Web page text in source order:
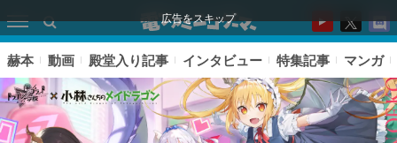
広告をスキップ
赫本 動画 殿堂入り記事 インタビュー 特集記事 マンガ